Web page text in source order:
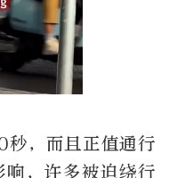
秒，而且正值通行
，许多被迫绕行